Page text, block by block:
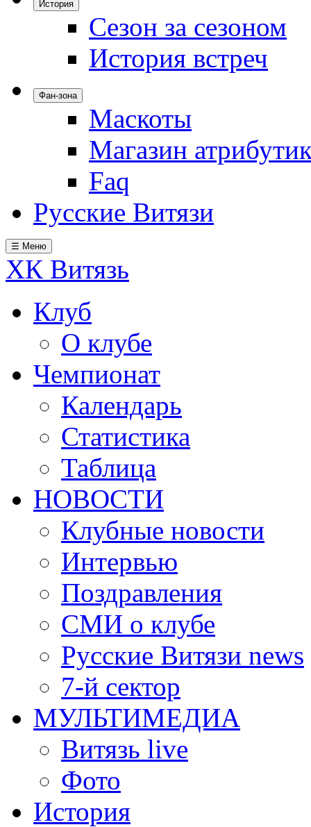
История
Сезон за сезоном
История встреч
Фан-зона
Маскоты
Магазин
Faq
Русские Витязи
☰ Меню
ХК Витязь
Клуб
О клубе
Чемпионат
Календарь
Статистика
Таблица
НОВОСТИ
Клубные новости
Интервью
Поздравления
СМИ о клубе
Русские Витязи news
7-й сектор
МУЛЬТИМЕДИА
Витязь live
Фото
История